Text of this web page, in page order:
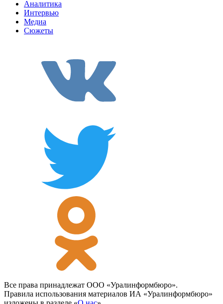
Аналитика
Интервью
Медиа
Сюжеты
Все права принадлежат ООО «Уралинформбюро».
Правила использования материалов ИА «Уралинформбюро»